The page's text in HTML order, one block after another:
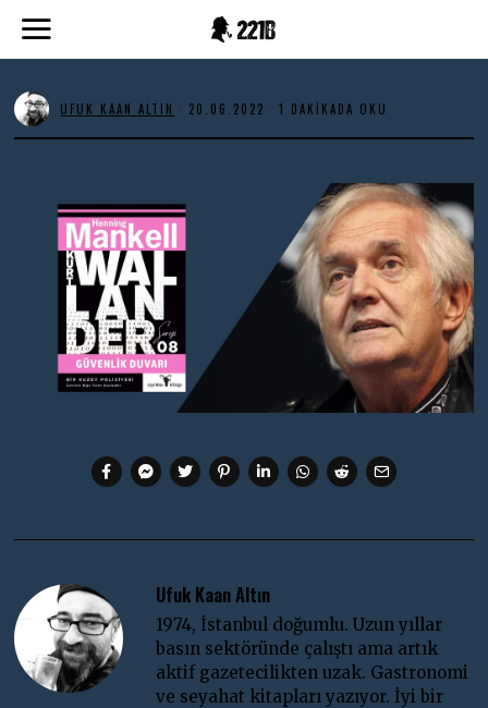
UFUK KAAN ALTIN 20.06.2022 2
.
1 DAKIKADA OKU
Ufuk Kaan Altın
1974, İstanbul doğumlu. Uzun yıllar
basın sektöründe çalıştı ama artık
aktif gazetecilikten uzak. Gastronomi
ve seyahat kitapları yazıyor. İyi bir